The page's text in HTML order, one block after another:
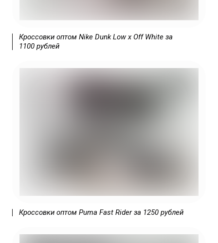
Кроссовки оптом Nike Dunk Low x Off White за
1100 рублей
Кроссовки оптом Puma Fast Rider за 1250 рублей